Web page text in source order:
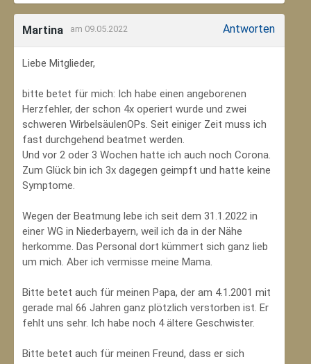
Martina am 09.05.2022 Antworten
Liebe Mitglieder,
bitte betet für mich: Ich habe einen angeborenen
Herzfehler, der schon 4x operiert wurde und zwei
schweren WirbelsäulenOPs. Seit einiger Zeit muss ich
fast durchgehend beatmet werden.
Und vor 2 oder 3 Wochen hatte ich auch noch Corona.
Zum Glück bin ich 3x dagegen geimpft und hatte keine
Symptome.
Wegen der Beatmung lebe ich seit dem 31.1.2022 in
einer WG in Niederbayern, weil ich da in der Nähe
herkomme. Das Personal dort kümmert sich ganz lieb
um mich. Aber ich vermisse meine Mama.
Bitte betet auch für meinen Papa, der am 4.1.2001 mit
gerade mal 66 Jahren ganz plötzlich verstorben ist. Er
fehlt uns sehr. Ich habe noch 4 ältere Geschwister.
Bitte betet auch für meinen Freund, dass er sich